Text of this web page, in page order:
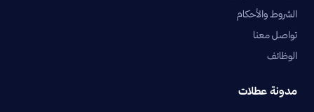
الشروط والأحكام
تواصل معنا
الوظائف
مدونة عطلات